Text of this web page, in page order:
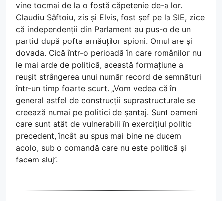
vine tocmai de la o fostă căpetenie de-a lor.
Claudiu Săftoiu, zis și Elvis, fost șef pe la SIE, zice
că independenții din Parlament au pus-o de un
partid după pofta arnăuților spioni. Omul are și
dovada. Cică într-o perioadă în care românilor nu
le mai arde de politică, această formațiune a
reușit strângerea unui număr record de semnături
într-un timp foarte scurt. „Vom vedea că în
general astfel de construcții suprastructurale se
creează numai pe politici de șantaj. Sunt oameni
care sunt atât de vulnerabili în exercițiul politic
precedent, încât au spus mai bine ne ducem
acolo, sub o comandă care nu este politică și
facem sluj”.